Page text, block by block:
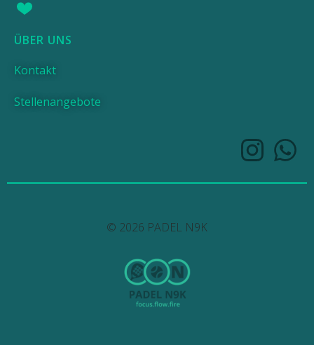
ÜBER UNS
Kontakt
Stellenangebote
© 2026 PADEL N9K